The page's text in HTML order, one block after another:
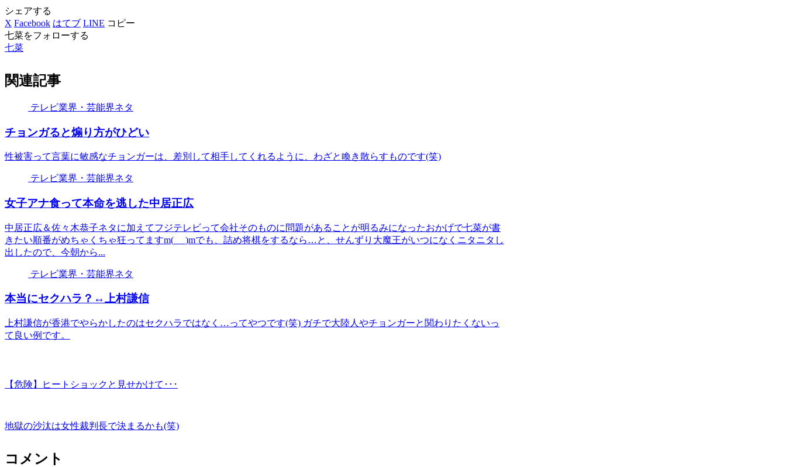
シェアする
X Facebook はてブ LINE コピー
七菜をフォローする
七菜
関連記事
テレビ業界・芸能界ネタ
チョンガると煽り方がひどい
性被害って言葉に敏感なチョンガーは、差別して相手してくれるように、わざと喚き散らすものです(笑)
テレビ業界・芸能界ネタ
女子アナ食って本命を逃した中居正広
中居正広＆佐々木恭子ネタに加えてフジテレビって会社そのものに問題があることが明るみになったおかげで七菜が書
きたい順番がめちゃくちゃ狂ってますm(_ _)mでも、詰め将棋をするなら…と、せんずり大魔王がいつになくニタニタし
出したので、今朝から...
テレビ業界・芸能界ネタ
本当にセクハラ？↔︎上村謙信
上村謙信が香港でやらかしたのはセクハラではなく…ってやつです(笑) ガチで大陸人やチョンガーと関わりたくないっ
て良い例です。
【危険】ヒートショックと見せかけて･･･
地獄の沙汰は女性裁判長で決まるかも(笑)
コメント